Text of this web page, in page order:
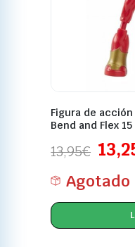
Figura de
Bend and Flex
13,95€
Agotado